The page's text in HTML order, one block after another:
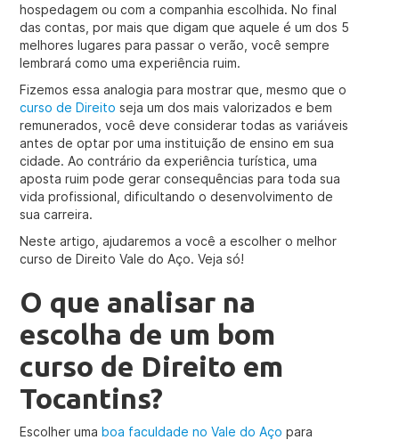
hospedagem ou com a companhia escolhida. No final
das contas, por mais que digam que aquele é um dos 5
melhores lugares para passar o verão, você sempre
lembrará como uma experiência ruim.
Fizemos essa analogia para mostrar que, mesmo que o
curso de Direito seja um dos mais valorizados e bem
remunerados, você deve considerar todas as variáveis
antes de optar por uma instituição de ensino em sua
cidade. Ao contrário da experiência turística, uma
aposta ruim pode gerar consequências para toda sua
vida profissional, dificultando o desenvolvimento de
sua carreira.
Neste artigo, ajudaremos a você a escolher o melhor
curso de Direito Vale do Aço. Veja só!
O que analisar na
escolha de um bom
curso de Direito em
Tocantins?
Escolher umaboa faculdade no Vale do Aço para